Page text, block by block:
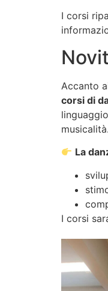
I corsi
Accanto
corsi di
musicalità.
La
I corsi